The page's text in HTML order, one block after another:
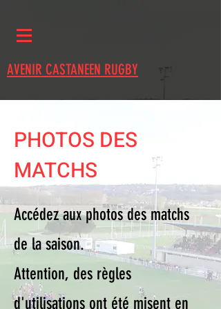
AVENIR CASTANEEN RUGBY
PHOTOS DES
MATCHS
Accédez aux photos des matchs
de la saison.
Attention, des règles
d'utilisations ont été misent en